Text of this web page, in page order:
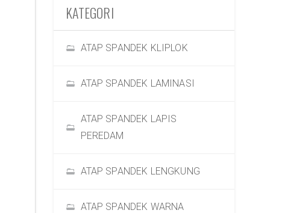
KATEGORI
ATAP SPANDEK KLIPLOK
ATAP SPANDEK LAMINASI
ATAP SPANDEK LAPIS
PEREDAM
ATAP SPANDEK LENGKUNG
ATAP SPANDEK WARNA